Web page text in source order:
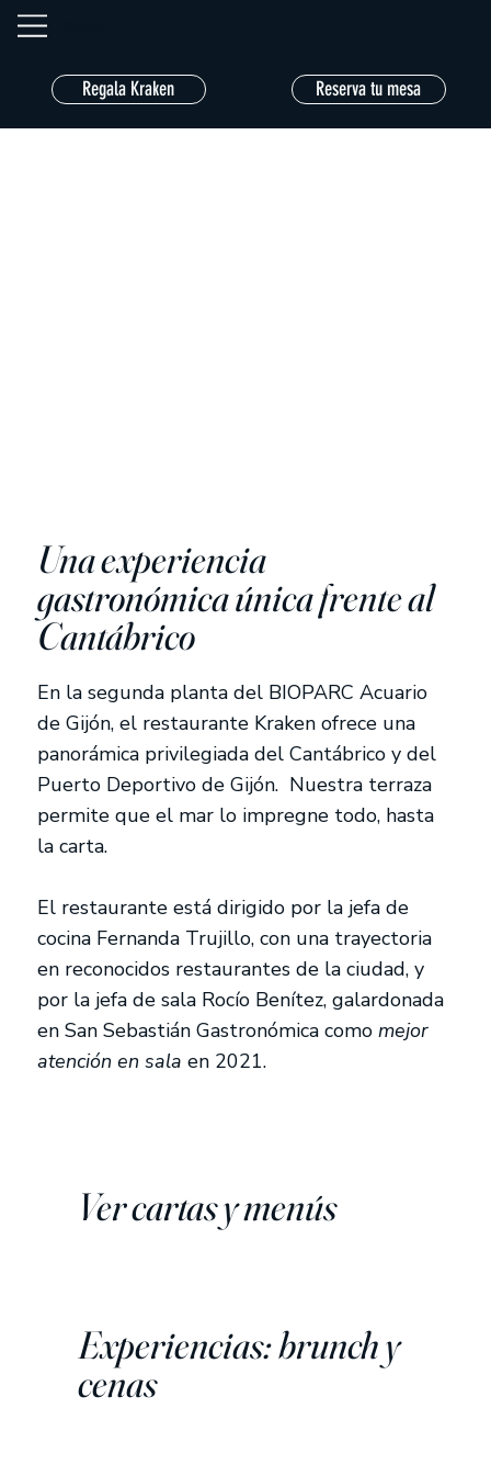
Regala Kraken Reserva tu mesa
Una experiencia
gastronómica única frente al
Cantábrico
En la segunda planta del BIOPARC Acuario
de Gijón, el restaurante Kraken ofrece una
panorámica privilegiada del Cantábrico y del
Puerto Deportivo de Gijón. Nuestra terraza
permite que el mar lo impregne todo, hasta
la carta.
El restaurante está dirigido por la jefa de
cocina Fernanda Trujillo, con una trayectoria
en reconocidos restaurantes de la ciudad, y
por la jefa de sala Rocío Benítez, galardonada
en San Sebastián Gastronómica comomejor
atención en salaen 2021.
Ver cartas y menús
Experiencias: brunch y
cenas